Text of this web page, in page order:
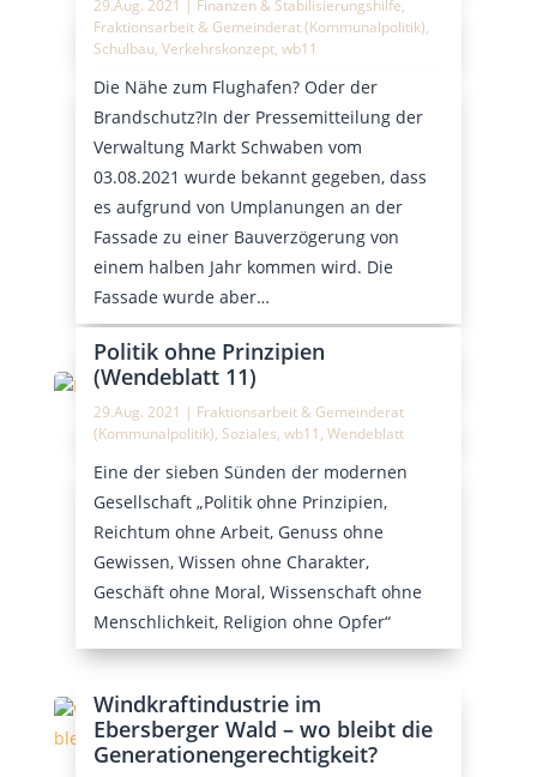
29.Aug. 2021 | Finanzen & Stabilisierungshilfe,
Fraktionsarbeit & Gemeinderat (Kommunalpolitik),
Schulbau, Verkehrskonzept, wb11
Die Nähe zum Flughafen? Oder der
Brandschutz?In der Pressemitteilung der
Verwaltung Markt Schwaben vom
03.08.2021 wurde bekannt gegeben, dass
es aufgrund von Umplanungen an der
Fassade zu einer Bauverzögerung von
einem halben Jahr kommen wird. Die
Fassade wurde aber…
Politik ohne Prinzipien
(Wendeblatt 11)
29.Aug. 2021 | Fraktionsarbeit & Gemeinderat
(Kommunalpolitik), Soziales, wb11 , Wendeblatt
Eine der sieben Sünden der modernen
Gesellschaft „Politik ohne Prinzipien,
Reichtum ohne Arbeit, Genuss ohne
Gewissen, Wissen ohne Charakter,
Geschäft ohne Moral, Wissenschaft ohne
Menschlichkeit, Religion ohne Opfer“
Windkraftindustrie im
Ebersberger Wald – wo bleibt die
Generationengerechtigkeit?